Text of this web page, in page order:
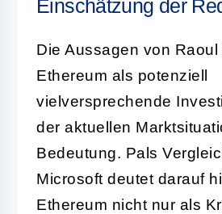
Einschätzung der
Die Aussagen von Raoul
Ethereum als potenziell
vielversprechende
der aktuellen
Bedeutung. Pals
Microsoft deutet darauf
Ethereum nicht nur als